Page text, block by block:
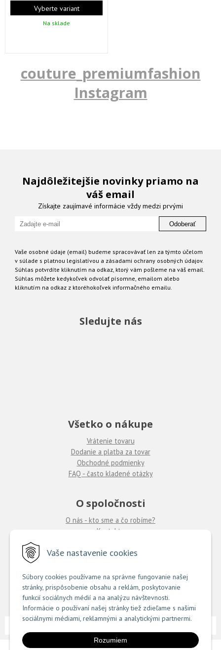
Vaše nastavenie cookies
Súbory cookies používame na správne fungovanie našej
stránky, prispôsobenie obsahu a reklám, poskytovanie
funkcií sociálnych médií a na analýzu návštevnosti.
Informácie o používaní našej stránky tiež zdieľame s našimi
sociálnymi médiami, reklamnými a analytickými partnermi.
Rozumiem
Vyberte variant
Na sklade
couture_premiumfashion
Instagram
Najdôležitejšie novinky priamo na
váš email
Získajte zaujímavé informácie vždy medzi prvými
Odoberať
Vaše osobné údaje (email) budeme spracovávať len za týmto účelom
v súlade s platnou legislatívou a zásadami ochrany osobných údajov.
Súhlas potvrdíte kliknutím na odkaz, ktorý vám pošleme na váš email.
Súhlas môžete kedykoľvek odvolať písomne, emailom alebo
kliknutím na odkaz z ktoréhokoľvek informačného emailu.
Sledujte nás
Všetko o nákupe
Vrátenie tovaru
Dodanie a platba za tovar
Obchodné podmienky
FAQ - často kladené otázky
O spoločnosti
O nás - kto sme a čo robíme?
Kontakty
Predajne COUTURE
TU nájdete zoznam našich predajní